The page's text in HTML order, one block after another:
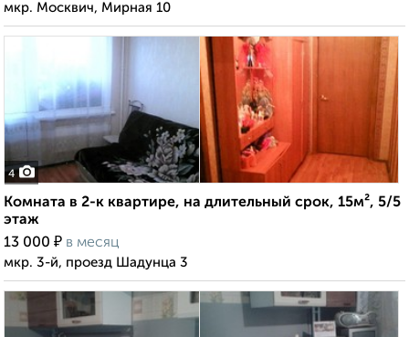
мкр. Москвич, Мирная 10
4
Комната в 2-к квартире, на длительный срок, 15м², 5/5
этаж
13 000 ₽ в месяц
мкр. 3-й, проезд Шадунца 3